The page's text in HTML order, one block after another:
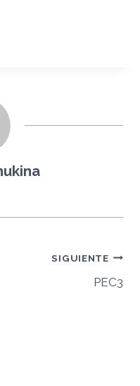
SIGUIENTE
PEC3